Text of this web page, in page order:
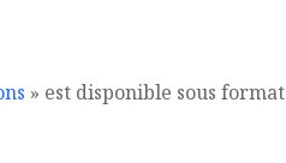
» est disponible sous format